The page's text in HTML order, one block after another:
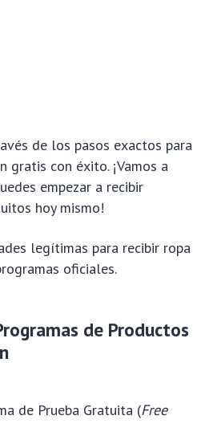
de los pasos exactos para
gratis con éxito. ¡Vamos a
empezar a recibir
hoy mismo!
legítimas para recibir ropa
oficiales.
de Productos
de Prueba Gratuita (Free